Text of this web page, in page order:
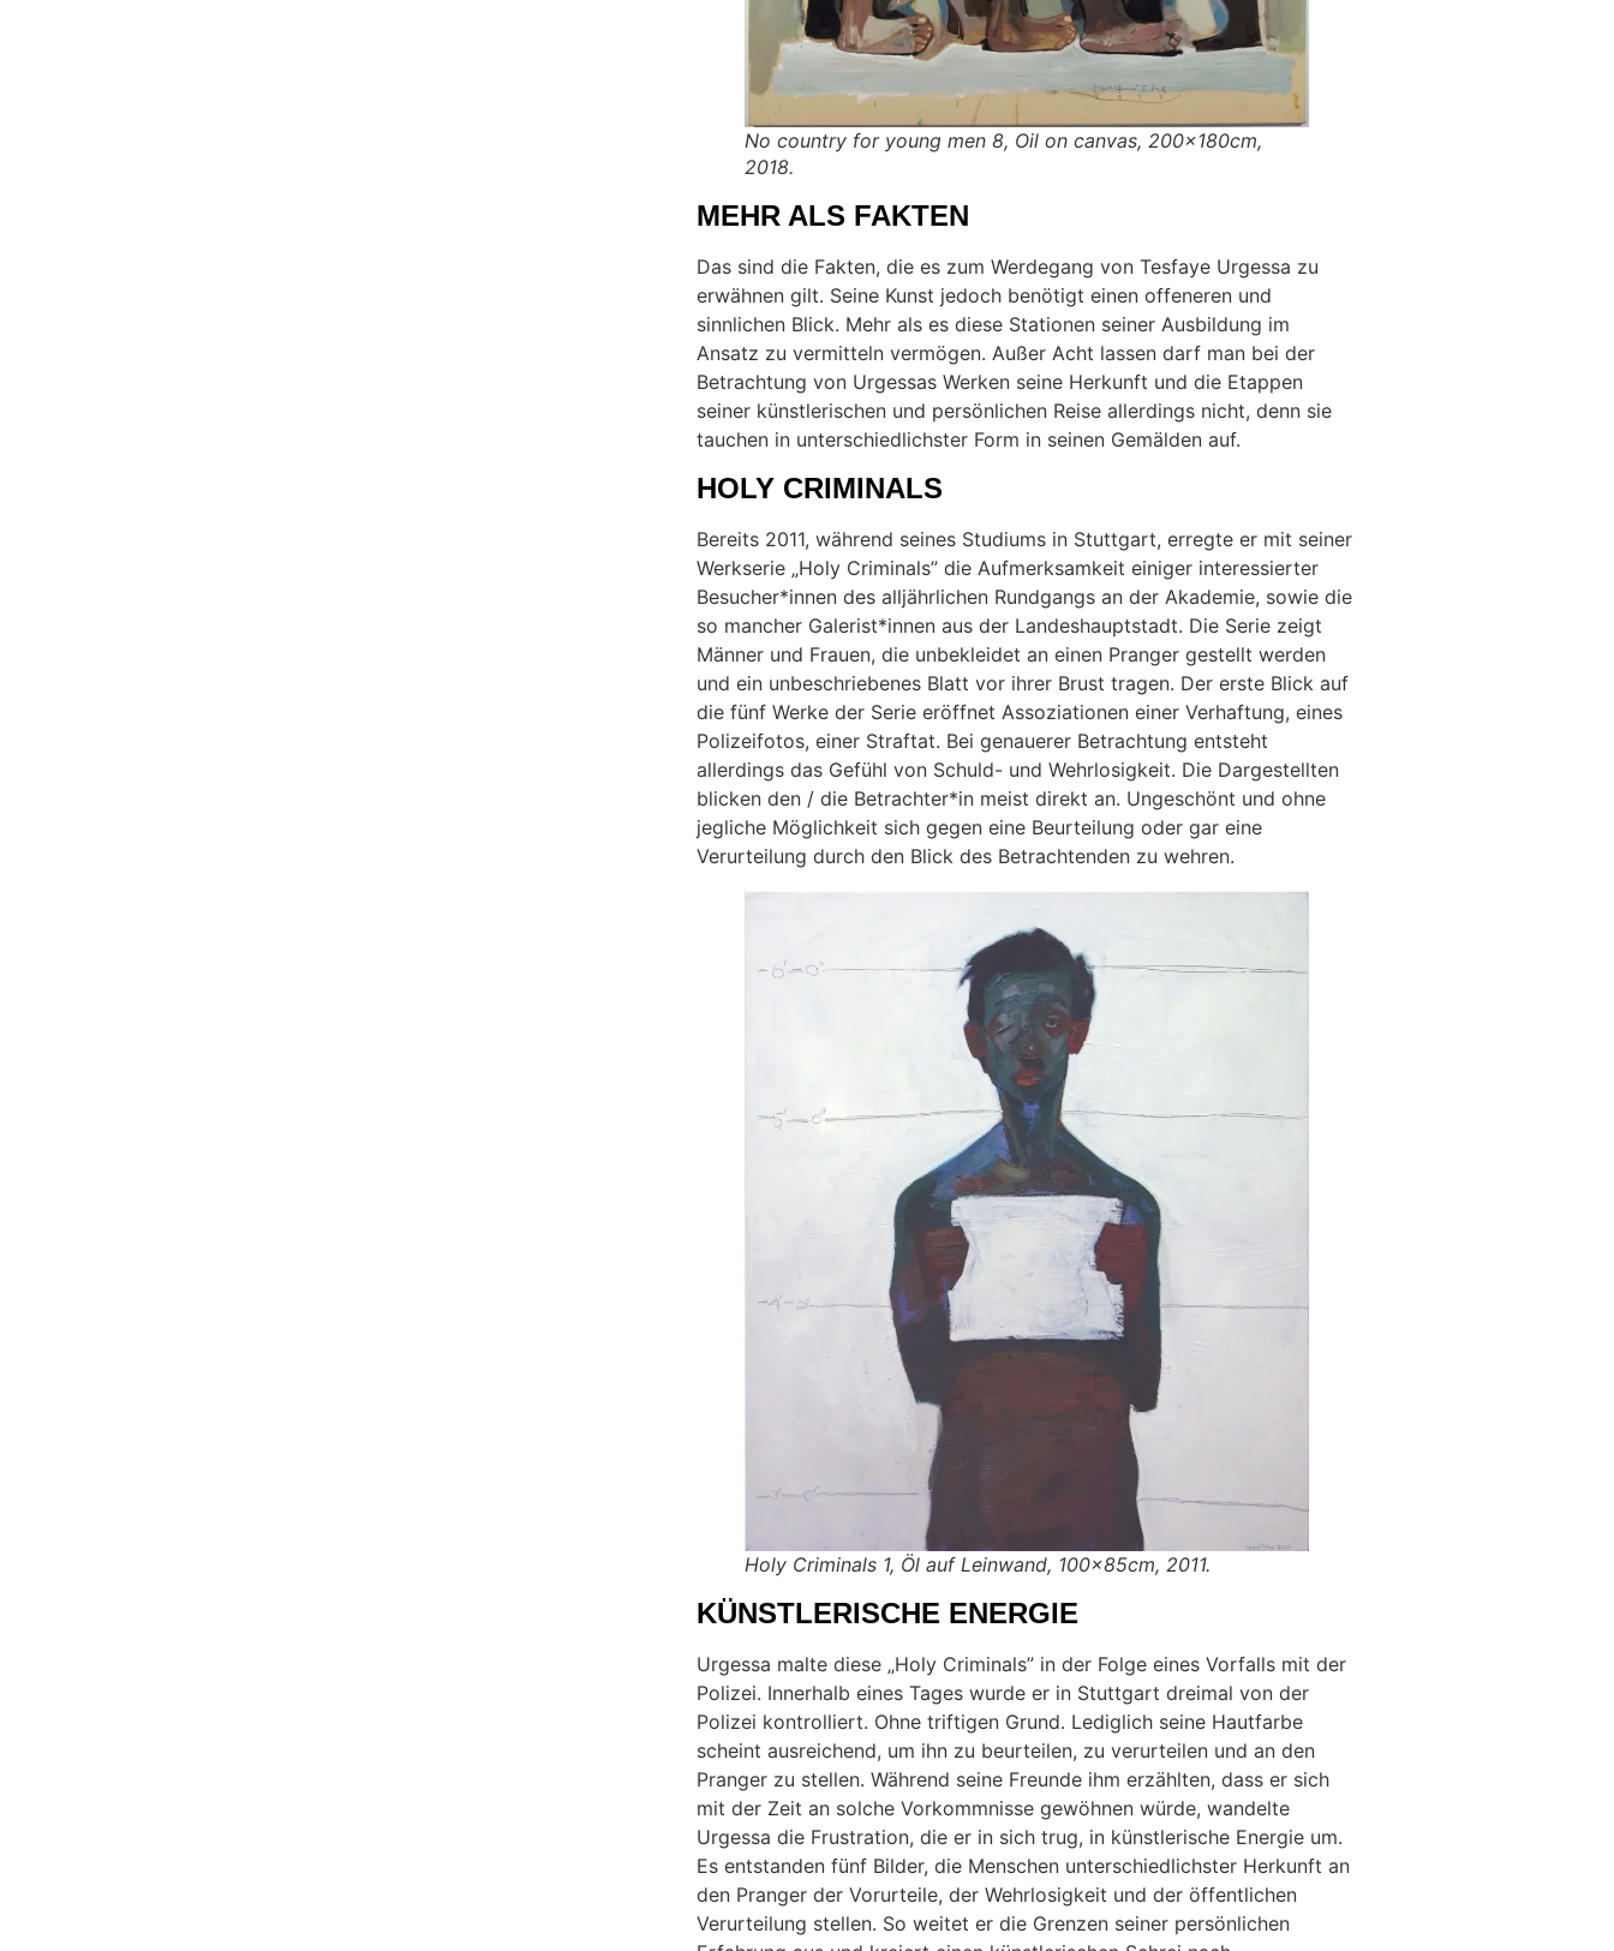
No country for young men 8, Oil on canvas, 200x180cm,
2018.
MEHR ALS FAKTEN
Das sind die Fakten, die es zum Werdegang von Tesfaye Urgessa zu
erwähnen gilt. Seine Kunst jedoch benötigt einen offeneren und
sinnlichen Blick. Mehr als es diese Stationen seiner Ausbildung im
Ansatz zu vermitteln vermögen. Außer Acht lassen darf man bei der
Betrachtung von Urgessas Werken seine Herkunft und die Etappen
seiner künstlerischen und persönlichen Reise allerdings nicht, denn sie
tauchen in unterschiedlichster Form in seinen Gemälden auf.
HOLY CRIMINALS
Bereits 2011, während seines Studiums in Stuttgart, erregte er mit seiner
Werkserie „Holy Criminals” die Aufmerksamkeit einiger interessierter
Besucher*innen des alljährlichen Rundgangs an der Akademie, sowie die
so mancher Galerist*innen aus der Landeshauptstadt. Die Serie zeigt
Männer und Frauen, die unbekleidet an einen Pranger gestellt werden
und ein unbeschriebenes Blatt vor ihrer Brust tragen. Der erste Blick auf
die fünf Werke der Serie eröffnet Assoziationen einer Verhaftung, eines
Polizeifotos, einer Straftat. Bei genauerer Betrachtung entsteht
allerdings das Gefühl von Schuld- und Wehrlosigkeit. Die Dargestellten
blicken den / die Betrachter*in meist direkt an. Ungeschönt und ohne
jegliche Möglichkeit sich gegen eine Beurteilung oder gar eine
Verurteilung durch den Blick des Betrachtenden zu wehren.
Holy Criminals 1, Öl auf Leinwand, 100x85cm, 2011.
KÜNSTLERISCHE ENERGIE
Urgessa malte diese „Holy Criminals” in der Folge eines Vorfalls mit der
Polizei. Innerhalb eines Tages wurde er in Stuttgart dreimal von der
Polizei kontrolliert. Ohne triftigen Grund. Lediglich seine Hautfarbe
scheint ausreichend, um ihn zu beurteilen, zu verurteilen und an den
Pranger zu stellen. Während seine Freunde ihm erzählten, dass er sich
mit der Zeit an solche Vorkommnisse gewöhnen würde, wandelte
Urgessa die Frustration, die er in sich trug, in künstlerische Energie um.
Es entstanden fünf Bilder, die Menschen unterschiedlichster Herkunft an
den Pranger der Vorurteile, der Wehrlosigkeit und der öffentlichen
Verurteilung stellen. So weitet er die Grenzen seiner persönlichen